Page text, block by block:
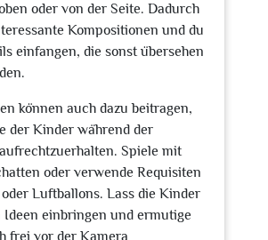
oder von der Seite. Dadurch
Kompositionen und du
einfangen, die sonst übersehen
können auch dazu beitragen,
der Kinder während der
Spiele mit
oder verwende Requisiten
Luftballons. Lass die Kinder
Ideen einbringen und ermutige
frei vor der Kamera